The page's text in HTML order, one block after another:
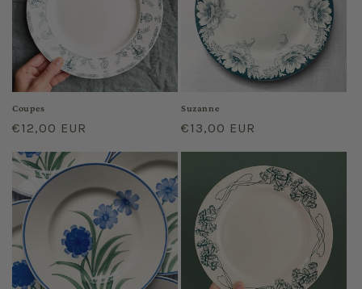
Coupes
Prix
€12,00 EUR
Suzanne
Prix
€13,00 EUR